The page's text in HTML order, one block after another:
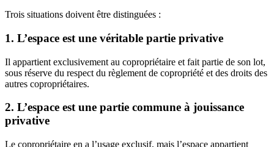
Trois situations doivent être distinguées :
1. L’espace est une véritable partie privative
Il appartient exclusivement au copropriétaire et fait partie de son lot,
sous réserve du respect du règlement de copropriété et des droits des
autres copropriétaires.
2. L’espace est une partie commune à jouissance
privative
Le copropriétaire en a l’usage exclusif, mais l’espace appartient